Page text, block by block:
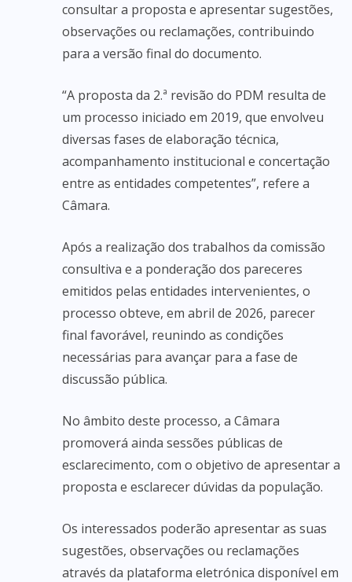
consultar a proposta e apresentar sugestões,
observações ou reclamações, contribuindo
para a versão final do documento.
“A proposta da 2.ª revisão do PDM resulta de
um processo iniciado em 2019, que envolveu
diversas fases de elaboração técnica,
acompanhamento institucional e concertação
entre as entidades competentes”, refere a
Câmara.
Após a realização dos trabalhos da comissão
consultiva e a ponderação dos pareceres
emitidos pelas entidades intervenientes, o
processo obteve, em abril de 2026, parecer
final favorável, reunindo as condições
necessárias para avançar para a fase de
discussão pública.
No âmbito deste processo, a Câmara
promoverá ainda sessões públicas de
esclarecimento, com o objetivo de apresentar a
proposta e esclarecer dúvidas da população.
Os interessados poderão apresentar as suas
sugestões, observações ou reclamações
através da plataforma eletrónica disponível em